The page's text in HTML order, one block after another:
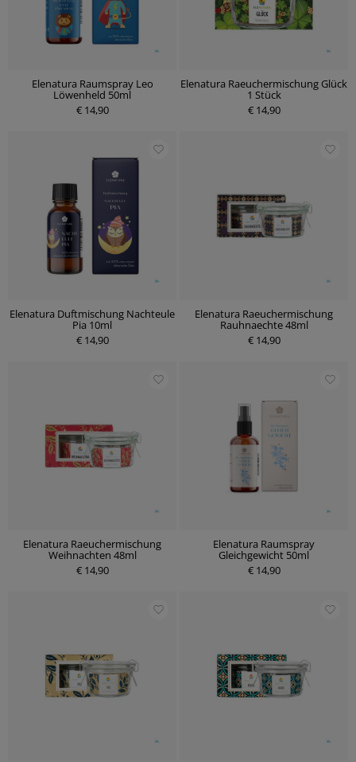
Elenatura Raumspray Leo
Löwenheld 50ml
€ 14,90
Elenatura Raeuchermischung Glück
1 Stück
€ 14,90
Elenatura Duftmischung Nachteule
Pia 10ml
€ 14,90
Elenatura Raeuchermischung
Rauhnaechte 48ml
€ 14,90
Elenatura Raeuchermischung
Weihnachten 48ml
€ 14,90
Elenatura Raumspray
Gleichgewicht 50ml
€ 14,90